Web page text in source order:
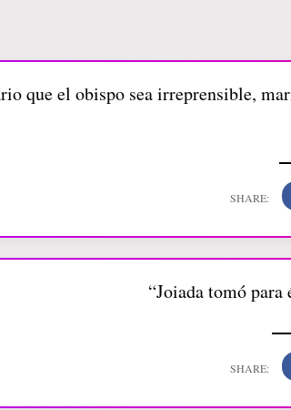
que el obispo sea irreprensible,
“Joiada tomó